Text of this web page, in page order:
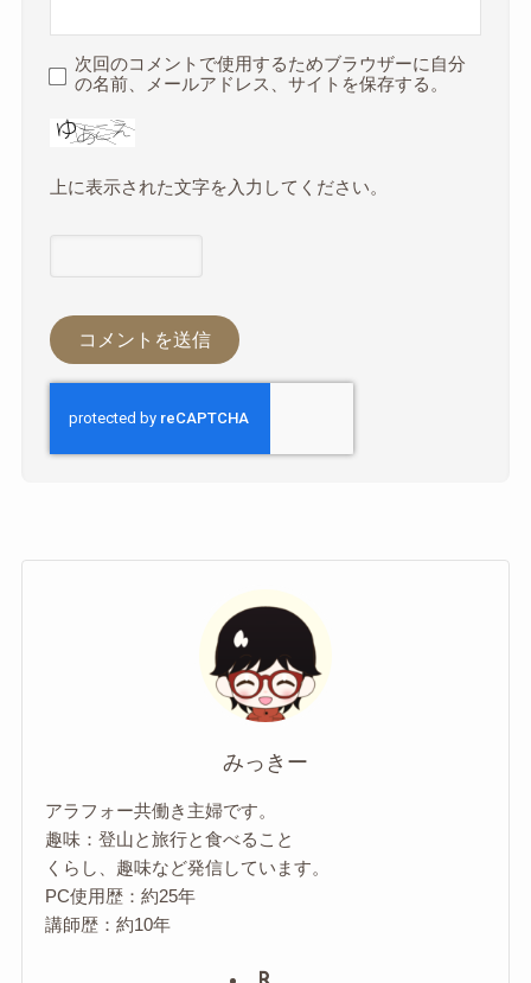
次回のコメントで使用するためブラウザーに自分
の名前、メールアドレス、サイトを保存する。
上に表示された文字を入力してください。
みっきー
アラフォー共働き主婦です。
趣味：登山と旅行と食べること
くらし、趣味など発信しています。
PC使用歴：約25年
講師歴：約10年